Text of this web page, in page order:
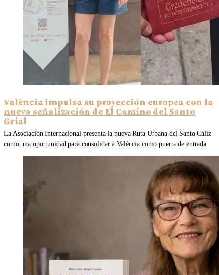
València impulsa su proyección europea con la
nueva señalización de El Camino del Santo
Grial
La Asociación Internacional presenta la nueva Ruta Urbana del Santo Cáliz
como una oportunidad para consolidar a València como puerta de entrada